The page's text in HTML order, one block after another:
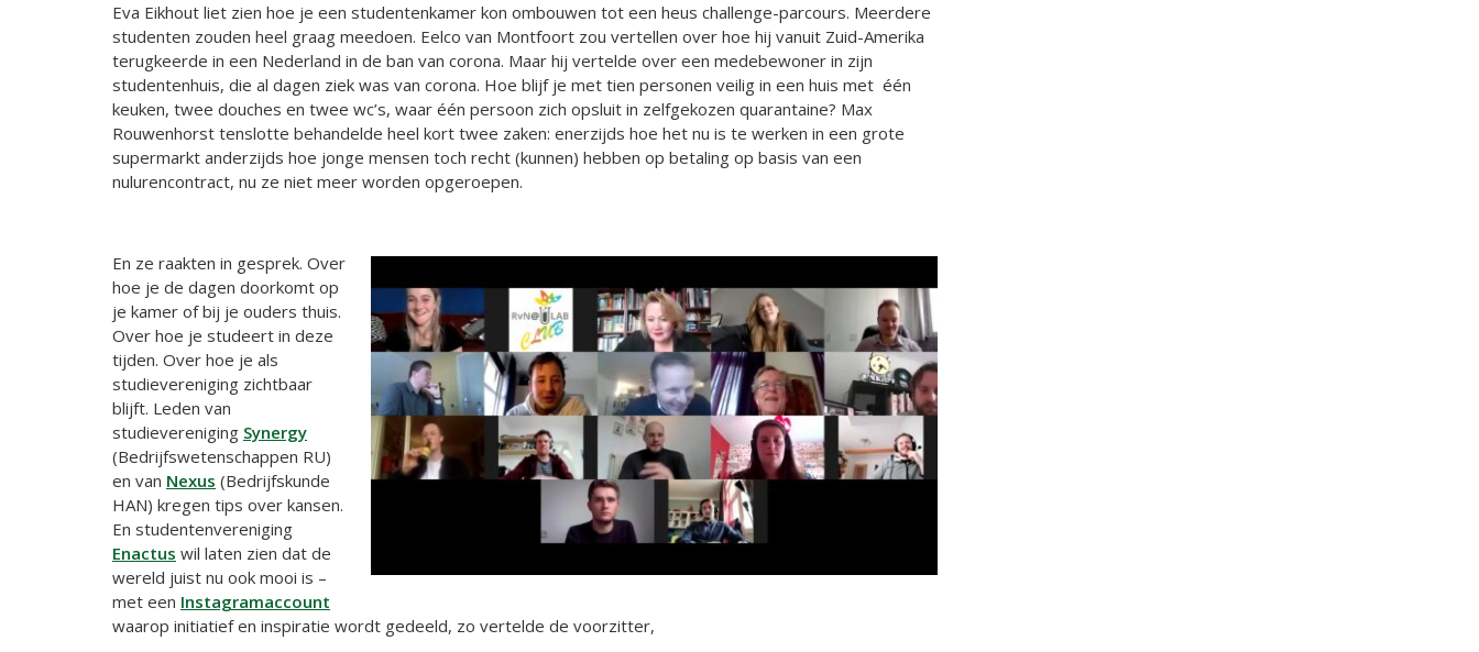
Eva Eikhout liet zien hoe je een studentenkamer kon ombouwen tot een heus challenge-parcours. Meerdere
studenten zouden heel graag meedoen. Eelco van Montfoort zou vertellen over hoe hij vanuit Zuid-Amerika
terugkeerde in een Nederland in de ban van corona. Maar hij vertelde over een medebewoner in zijn
studentenhuis, die al dagen ziek was van corona. Hoe blijf je met tien personen veilig in een huis met één
keuken, twee douches en twee wc’s, waar één persoon zich opsluit in zelfgekozen quarantaine? Max
Rouwenhorst tenslotte behandelde heel kort twee zaken: enerzijds hoe het nu is te werken in een grote
supermarkt anderzijds hoe jonge mensen toch recht (kunnen) hebben op betaling op basis van een
nulurencontract, nu ze niet meer worden opgeroepen.
En ze raakten in gesprek. Over
hoe je de dagen doorkomt op
je kamer of bij je ouders thuis.
Over hoe je studeert in deze
tijden. Over hoe je als
studievereniging zichtbaar
blijft. Leden van
studievereniging Synergy
(Bedrijfswetenschappen RU)
en van Nexus (Bedrijfskunde
HAN) kregen tips over kansen.
En studentenvereniging
Enactus wil laten zien dat de
wereld juist nu ook mooi is –
met een Instagramaccount
waarop initiatief en inspiratie wordt gedeeld, zo vertelde de voorzitter,